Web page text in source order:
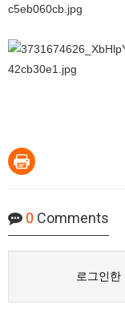
0 Comments
로그인한